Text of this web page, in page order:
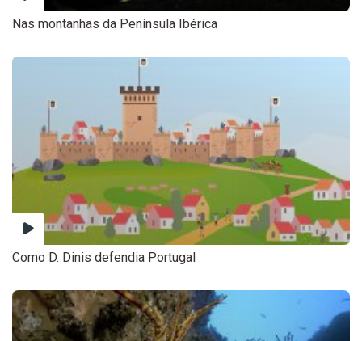
Nas montanhas da Península Ibérica
Como D. Dinis defendia Portugal